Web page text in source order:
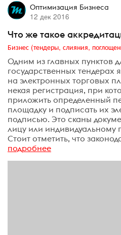
Оптимизация Бизнеса
12 дек 2016
Что же такое
Одним из главных пунктов
государственных тендерах
на электронных торговых
некая регистрация, при
приложить определенный
площадку и подписать их
подписью. Это сканы
лицу или
Стоит отметить, что
подробнее